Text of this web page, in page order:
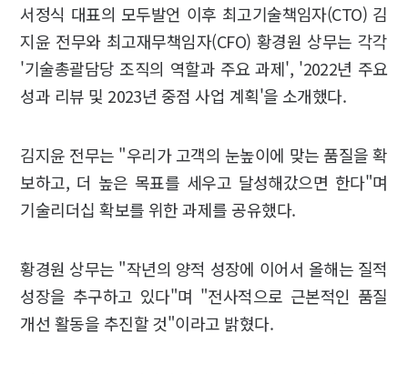
서정식 대표의 모두발언 이후 최고기술책임자(CTO) 김
지윤 전무와 최고재무책임자(CFO) 황경원 상무는 각각
'기술총괄담당 조직의 역할과 주요 과제', '2022년 주요
성과 리뷰 및 2023년 중점 사업 계획'을 소개했다.
김지윤 전무는 "우리가 고객의 눈높이에 맞는 품질을 확
보하고, 더 높은 목표를 세우고 달성해갔으면 한다"며
기술리더십 확보를 위한 과제를 공유했다.
황경원 상무는 "작년의 양적 성장에 이어서 올해는 질적
성장을 추구하고 있다"며 "전사적으로 근본적인 품질
개선 활동을 추진할 것"이라고 밝혔다.